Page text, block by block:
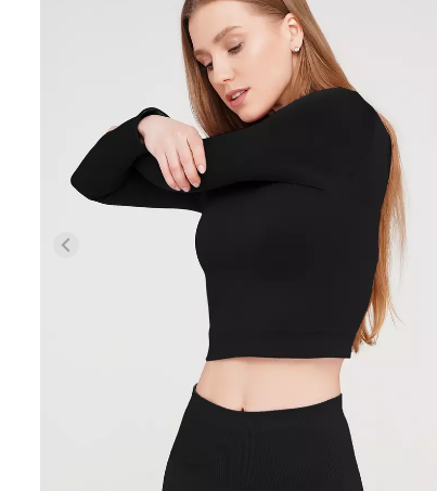
Безшовні легінси з
мікрофібри LEGGINGS 02
(чорний) Giulia
789 грн.
талією
Giulia
384 грн.